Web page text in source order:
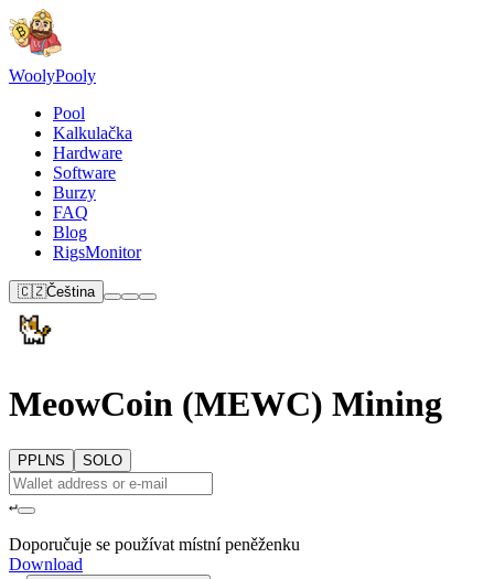
WoolyPooly
Pool
Kalkulačka
Hardware
Software
Burzy
FAQ
Blog
RigsMonitor
🇨🇿Čeština
MeowCoin (MEWC) Mining
PPLNS SOLO
↵
Doporučuje se používat místní peněženku
Download